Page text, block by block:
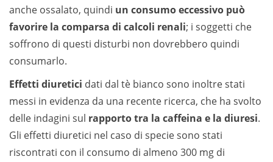
anche ossalato, quindi un consumo eccessivo può
favorire la comparsa di calcoli renali; i soggetti che
soffrono di questi disturbi non dovrebbero quindi
consumarlo.
Effetti diuretici dati dal tè bianco sono inoltre stati
messi in evidenza da una recente ricerca, che ha svolto
delle indagini sul rapporto tra la caffeina e la diuresi.
Gli effetti diuretici nel caso di specie sono stati
riscontrati con il consumo di almeno 300 mg di